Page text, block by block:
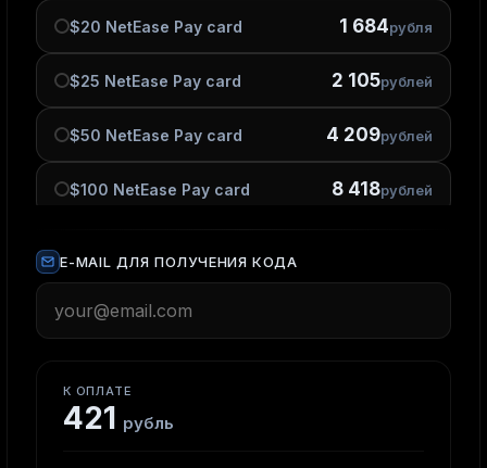
$20 NetEase Pay card 1 684рубля
$25 NetEase Pay card 2 105рублей
$50 NetEase Pay card 4 209рублей
$100 NetEase Pay card 8 418рублей
E-MAIL ДЛЯ ПОЛУЧЕНИЯ КОДА
К ОПЛАТЕ
421 рубль